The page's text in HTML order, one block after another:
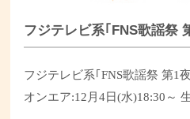
フジテレビ系｢FNS歌謡祭
フジテレビ系｢FNS歌謡祭 第1
オンエア:12月4日(水)18:30 ～